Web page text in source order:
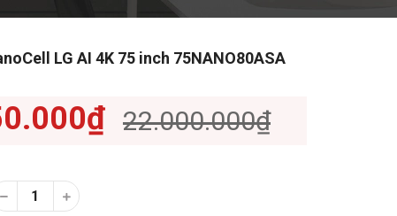
LG AI 4K 75 inch 75NANO80ASA
22.000.000₫